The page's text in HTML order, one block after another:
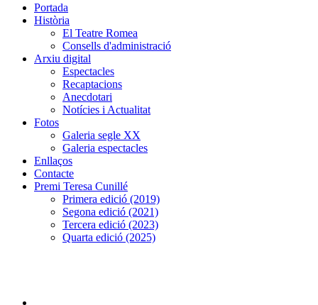
Portada
Història
El Teatre Romea
Consells d'administració
Arxiu digital
Espectacles
Recaptacions
Anecdotari
Notícies i Actualitat
Fotos
Galeria segle XX
Galeria espectacles
Enllaços
Contacte
Premi Teresa Cunillé
Primera edició (2019)
Segona edició (2021)
Tercera edició (2023)
Quarta edició (2025)